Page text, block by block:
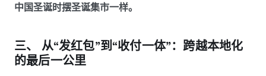
中国圣诞时摆圣诞集市一样。
三、 从“发红包”到“收付一体”：跨越本地化
的最后一公里